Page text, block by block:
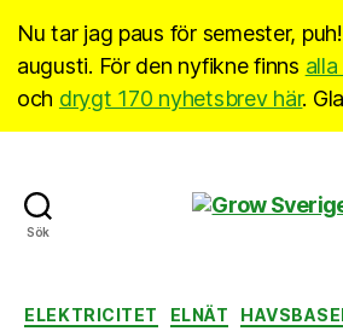
Nu tar jag paus för semester,
augusti. För den nyfikne finns
och drygt 170 nyhetsbrev här.
Sök
ELEKTRICITET ELNÄT